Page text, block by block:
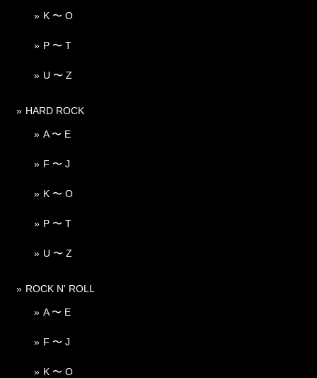
K 〜 O
P 〜 T
U 〜 Z
HARD ROCK
A 〜 E
F 〜 J
K 〜 O
P 〜 T
U 〜 Z
ROCK N' ROLL
A 〜 E
F 〜 J
K 〜 O